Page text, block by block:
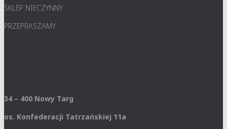
SKLEP NIECZYNNY
PRZEPRASZAMY
34 – 400 Nowy Targ
os. Konfederacji Tatrzańskiej 11a